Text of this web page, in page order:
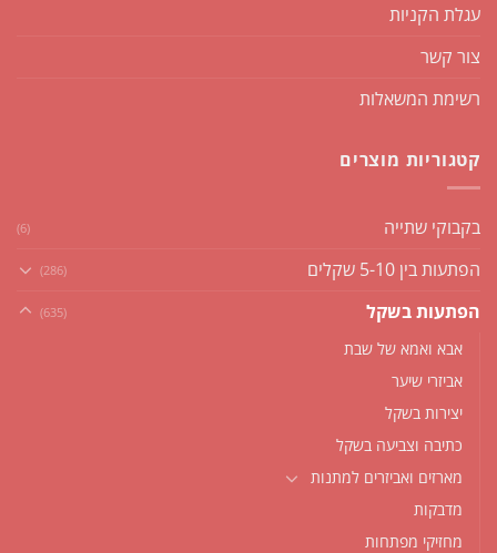
עגלת הקניות
צור קשר
רשימת המשאלות
קטגוריות מוצרים
בקבוקי שתייה (6)
הפתעות בין 5-10 שקלים (286)
הפתעות בשקל (635)
אבא ואמא של שבת
אביזרי שיער
יצירות בשקל
כתיבה וצביעה בשקל
מארזים ואביזרים למתנות
מדבקות
מחזיקי מפתחות